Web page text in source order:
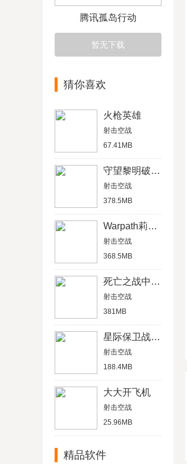
腾讯孤岛行动
暂无下载
猜你喜欢
火枪英雄
射击空战
67.41MB
守望黎明破解版
射击空战
378.5MB
Warpath莉莉丝
射击空战
368.5MB
死亡之战中文内购破解版
射击空战
381MB
星际保卫战破解版
射击空战
188.4MB
大大开飞机
射击空战
25.96MB
精品软件